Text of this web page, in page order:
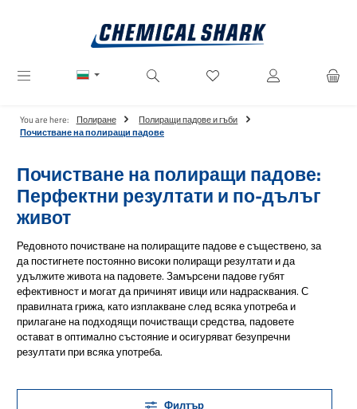
Имате 0 артикули от
You are here: Полиране
Полиращи падове и гъби
Почистване на полиращи падове
Почистване на полиращи падове:
Перфектни резултати и по-дълъг
живот
Редовното почистване на полиращите падове е съществено, за
да постигнете постоянно високи полиращи резултати и да
удължите живота на падовете. Замърсени падове губят
ефективност и могат да причинят ивици или надрасквания. С
правилната грижа, като изплакване след всяка употреба и
прилагане на подходящи почистващи средства, падовете
остават в оптимално състояние и осигуряват безупречни
резултати при всяка употреба.
Филтър